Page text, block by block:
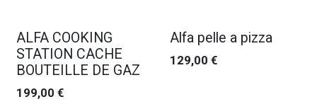
ALFA COOKING
STATION CACHE
BOUTEILLE DE GAZ
199,00 €
Alfa pelle a pizza
129,00 €